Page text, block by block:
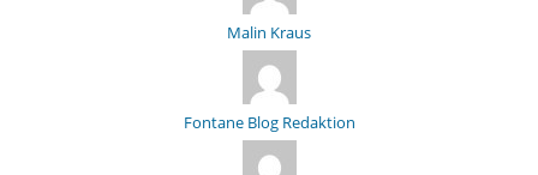
Malin Kraus
Fontane Blog Redaktion